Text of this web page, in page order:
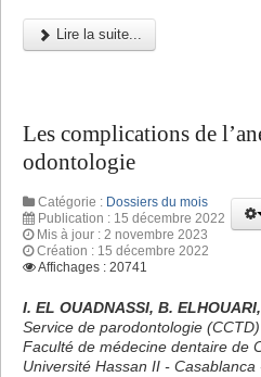
Lire la suite...
Les complications de
odontologie
Catégorie : Dossiers du mois
Publication : 15 décembre 2022
Mis à jour : 2 novembre 2023
Création : 15 décembre 2022
Affichages : 20741
I. EL OUADNASSI, B.
Service de parodontologie (CCTD)
Faculté de médecine dentaire de
Université Hassan II - Casablanca